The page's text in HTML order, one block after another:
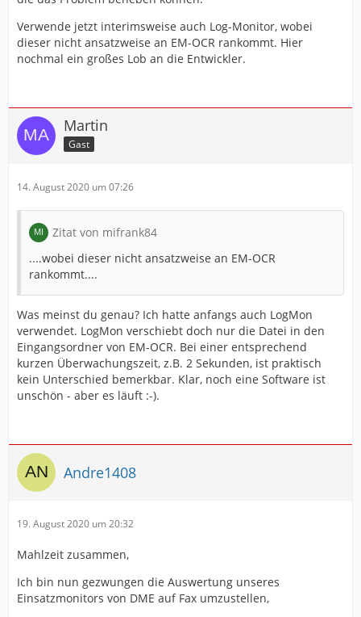
Verwende jetzt interimsweise auch Log-Monitor, wobei
dieser nicht ansatzweise an EM-OCR rankommt. Hier
nochmal ein großes Lob an die Entwickler.
Martin
Gast
14. August 2020 um 07:26
Zitat von mifrank84
....wobei dieser nicht ansatzweise an EM-OCR
rankommt....
Was meinst du genau? Ich hatte anfangs auch LogMon
verwendet. LogMon verschiebt doch nur die Datei in den
Eingangsordner von EM-OCR. Bei einer entsprechend
kurzen Überwachungszeit, z.B. 2 Sekunden, ist praktisch
kein Unterschied bemerkbar. Klar, noch eine Software ist
unschön - aber es läuft :-).
Andre1408
19. August 2020 um 20:32
Mahlzeit zusammen,
Ich bin nun gezwungen die Auswertung unseres
Einsatzmonitors von DME auf Fax umzustellen,